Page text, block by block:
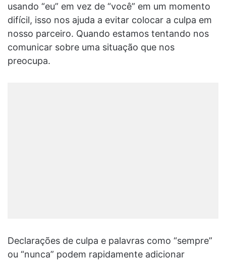
usando “eu” em vez de “você” em um momento
difícil, isso nos ajuda a evitar colocar a culpa em
nosso parceiro. Quando estamos tentando nos
comunicar sobre uma situação que nos
preocupa.
Declarações de culpa e palavras como “sempre”
ou “nunca” podem rapidamente adicionar